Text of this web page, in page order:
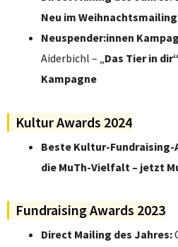
Neu im Weihnachtsmailing
Neuspender:innen
Aiderbichl – „Das Tier in
Kampagne
Kultur Awards 2024
Beste Kultur-Fundraising-
die MuTh-Vielfalt – jetzt
Fundraising Awards 2023
Direct Mailing des Jahres: